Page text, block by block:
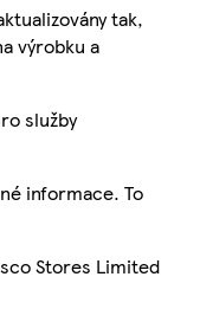
tak,
výrobku a
služby
informace. To
Stores Limited